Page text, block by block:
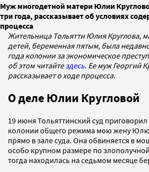
Муж многодетной матери Юлии
три года, рассказывает об условиях
процесса
Жительница Тольятти Юлия Круглова,
детей, беременная пятым, была
года колонии за экономическое
об этом читайтездесь. Ее муж Георгий
рассказывает о ходе процесса.
О деле Юлии Кругловой
19 июня Тольяттинский суд
колонии общего режима мою жену
прямо в зале суда. Она обвиняется в
особо крупном размере по
тогда находилась на седьмом месяце